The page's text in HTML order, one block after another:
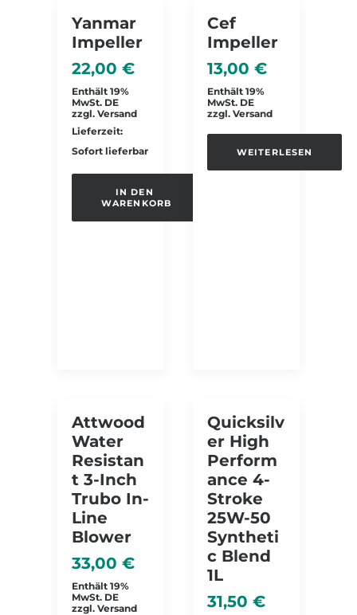
Yanmar
Impeller
22,00 €
Enthält 19%
MwSt. DE
zzgl. Versand
Lieferzeit:
Sofort lieferbar
IN DEN
WARENKORB
NICHT VORRÄTIG
Cef
Impeller
13,00 €
Enthält 19%
MwSt. DE
zzgl. Versand
WEITERLESEN
Attwood
Water
Resistan
T 3-Inch
Trubo In-
Line
Blower
33,00 €
Enthält 19%
MwSt. DE
zzgl. Versand
Quicksilv
Er High
Perform
Ance 4-
Stroke
25W-50
Syntheti
C Blend
1L
31,50 €